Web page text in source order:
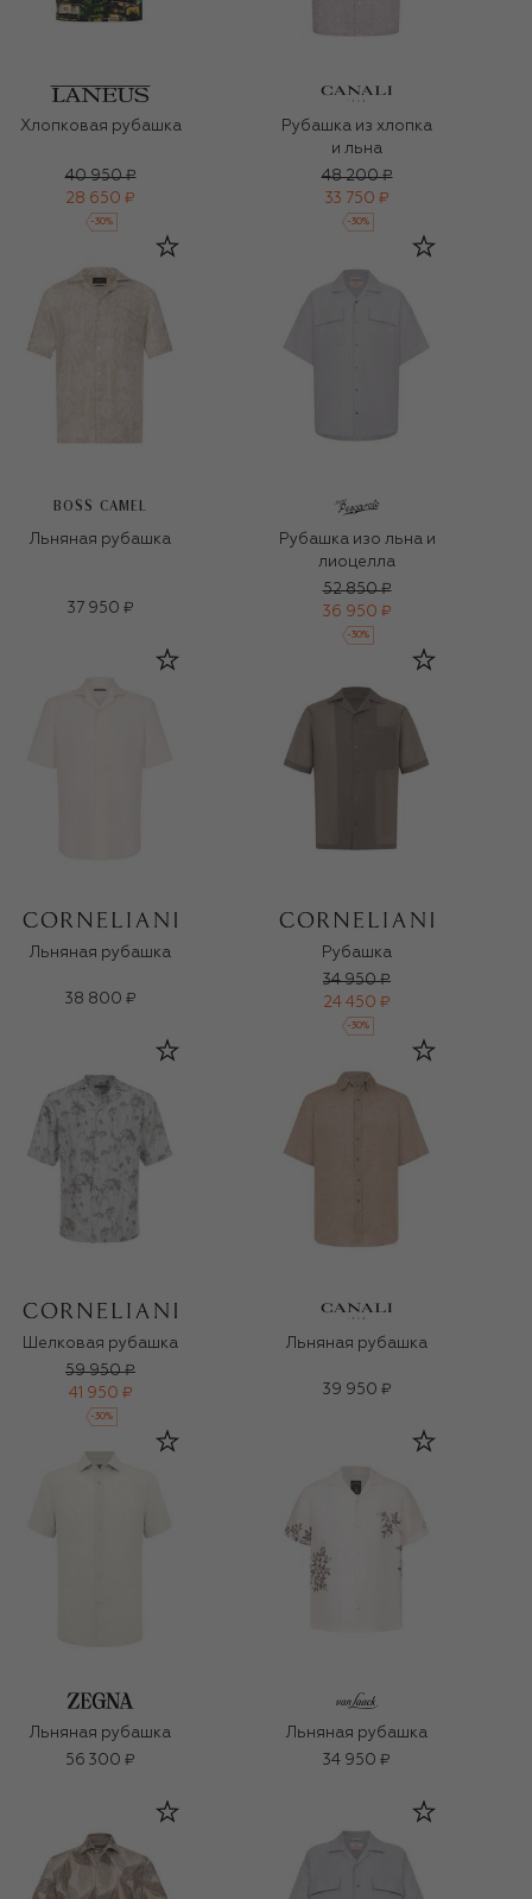
Хлопковая рубашка
40 950 ₽
28 650 ₽
-30%
Рубашка из хлопка
и льна
48 200 ₽
33 750 ₽
-30%
BOSS CAMEL
Льняная рубашка
37 950 ₽
Рубашка изо льна и
лиоцелла
52 850 ₽
36 950 ₽
-30%
Льняная рубашка
38 800 ₽
Рубашка
34 950 ₽
24 450 ₽
-30%
Шелковая рубашка
59 950 ₽
41 950 ₽
-30%
Льняная рубашка
39 950 ₽
Льняная рубашка
56 300 ₽
Льняная рубашка
34 950 ₽